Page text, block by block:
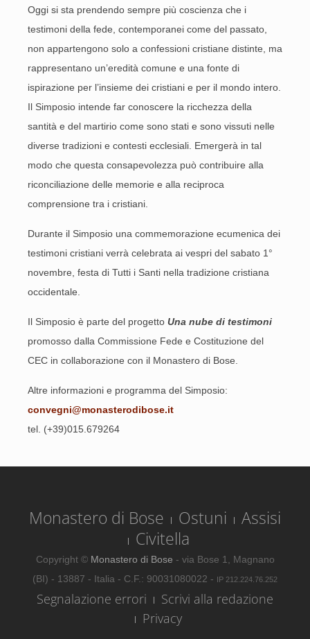
Oggi si sta prendendo sempre più coscienza che i
testimoni della fede, contemporanei come del passato,
non appartengono solo a confessioni cristiane distinte, ma
rappresentano un’eredità comune e una fonte di
ispirazione per l’insieme dei cristiani e per il mondo intero.
Il Simposio intende far conoscere la ricchezza della
santità e del martirio come sono stati e sono vissuti nelle
diverse tradizioni e contesti ecclesiali. Emergerà in tal
modo che questa consapevolezza può contribuire alla
riconciliazione delle memorie e alla reciproca
comprensione tra i cristiani.
Durante il Simposio una commemorazione ecumenica dei
testimoni cristiani verrà celebrata ai vespri del sabato 1°
novembre, festa di Tutti i Santi nella tradizione cristiana
occidentale.
Il Simposio è parte del progetto Una nube di testimoni
promosso dalla Commissione Fede e Costituzione del
CEC in collaborazione con il Monastero di Bose.
Altre informazioni e programma del Simposio:
convegni@monasterodibose.it
tel. (+39)015.679264
Monastero di Bose Ostuni
Assisi
Civitella
Copyright © Monastero di Bose - via Bose 1, Magnano
(BI) - 13887 - Italia - C.F.: 90031080022 - IP 212.224.76.252
Segnalazione errori
Scrivi alla redazione
Privacy